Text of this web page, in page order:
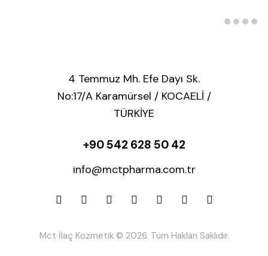
4 Temmuz Mh. Efe Dayı Sk.
No:17/A Karamürsel / KOCAELİ /
TÜRKİYE
+90 542 628 50 42
info@mctpharma.com.tr
Mct İlaç Kozmetik © 2026. Tüm Hakları Saklıdır.